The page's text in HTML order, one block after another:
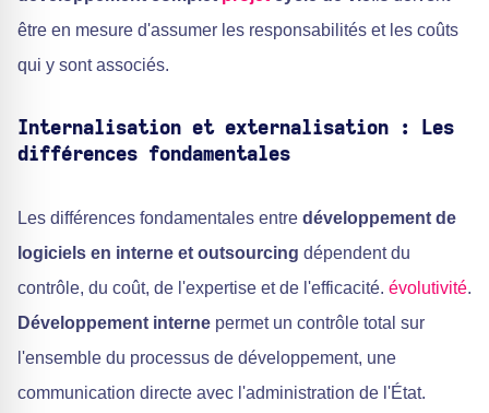
être en mesure d'assumer les responsabilités et les coûts
qui y sont associés.
Internalisation et externalisation : Les
différences fondamentales
Les différences fondamentales entre développement de
logiciels en interne et outsourcing dépendent du
contrôle, du coût, de l'expertise et de l'efficacité. évolutivité.
Développement interne permet un contrôle total sur
l'ensemble du processus de développement, une
communication directe avec l'administration de l'État.